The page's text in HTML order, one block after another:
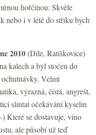
hořčinou. Skvěle
nebo i v létě do střiku bych
2010(Díle, Ratíškovice)
kalech a byl stočen do
Velmi
výrazná, čistá, angrešt,
slintat očekávání kyselin
Které se dostavuje, víno
ale působí už teď